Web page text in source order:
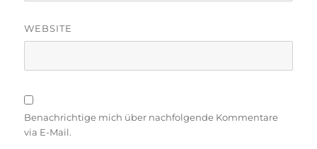
WEBSITE
Benachrichtige mich über nachfolgende Kommentare
via E-Mail.